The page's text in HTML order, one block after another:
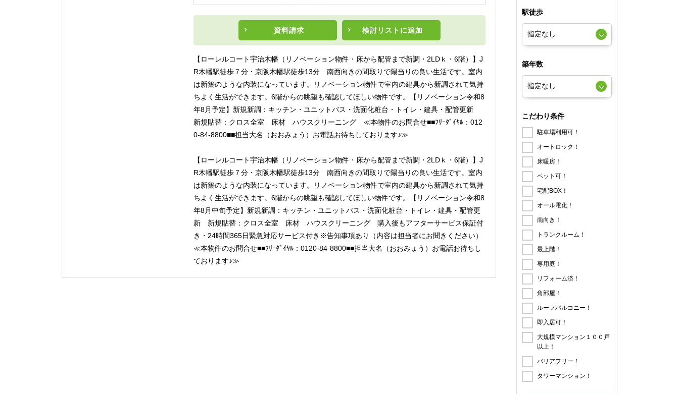
資料請求 検討リスト に追加
【ローレルコート宇治木幡（リノベーション物件・床から配管まで新調・2LDｋ・6階）】J
R木幡駅徒歩７分・京阪木幡駅徒歩13分 南西向きの間取りで陽当りの良い生活です。室内
は新築のような内装になっています。リノベーション物件で室内の建具から新調されて気持
ちよく生活ができます。6階からの眺望も確認してほしい物件です。【リノベーション令和8
年8月予定】新規新調：キッチン・ユニットバス・洗面化粧台・トイレ・建具・配管更新
新規貼替：クロス全室 床材 ハウスクリーニング ≪本物件のお問合せ■■ﾌﾘｰﾀﾞｲﾔﾙ：012
0-84-8800■■担当大名（おおみょう）お電話お待ちしております♪≫
【ローレルコート宇治木幡（リノベーション物件・床から配管まで新調・2LDｋ・6階）】J
R木幡駅徒歩７分・京阪木幡駅徒歩13分 南西向きの間取りで陽当りの良い生活です。室内
は新築のような内装になっています。リノベーション物件で室内の建具から新調されて気持
ちよく生活ができます。6階からの眺望も確認してほしい物件です。【リノベーション令和8
年8月中旬予定】新規新調：キッチン・ユニットバス・洗面化粧台・トイレ・建具・配管更
新 新規貼替：クロス全室 床材 ハウスクリーニング 購入後もアフターサービス保証付
き・24時間365日緊急対応サービス付き※告知事項あり（内容は担当者にお聞きください）
≪本物件のお問合せ■■ﾌﾘｰﾀﾞｲﾔﾙ：0120-84-8800■■担当大名（おおみょう）お電話お待ちし
ております♪≫
駅徒歩
築年数
こだわり条件
駐車場利用可！
オートロック！
床暖房！
ペット可！
宅配BOX！
オール電化！
南向き！
トランクルーム！
最上階！
専用庭！
リフォーム済！
角部屋！
ルーフバルコニー！
即入居可！
大規模マンション１００戸
以上！
バリアフリー！
タワーマンション！